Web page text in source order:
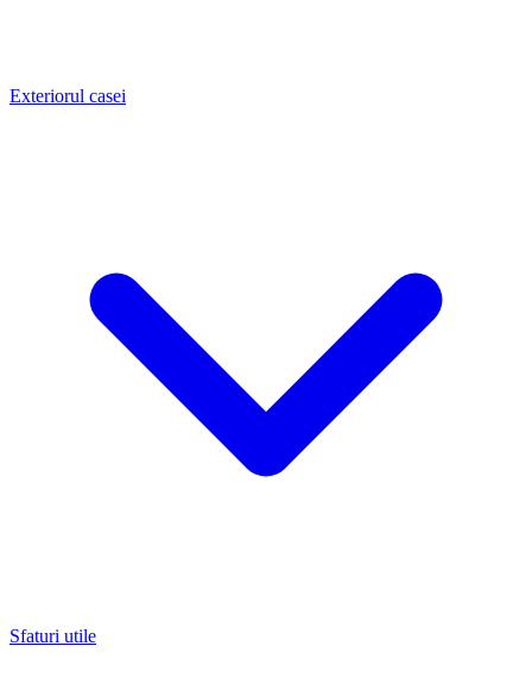
Exteriorul casei
Sfaturi utile